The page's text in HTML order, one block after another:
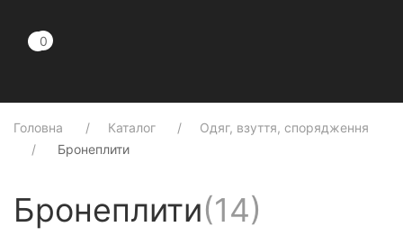
00
Головна Каталог
Одяг, взуття, спорядження
Бронеплити
Бронеплити(14)